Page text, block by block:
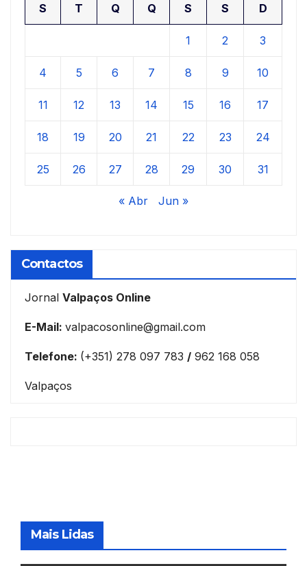
S T Q Q S S D
1 2 3
4 5 6 7 8 9 10
11 12 13 14 15 16 17
18 19 20 21 22 23 24
25 26 27 28 29 30 31
« Abr Jun »
Contactos
Jornal Valpaços Online
E-Mail: valpacosonline@gmail.com
Telefone: (+351) 278 097 783 / 962 168 058
Valpaços
Mais Lidas